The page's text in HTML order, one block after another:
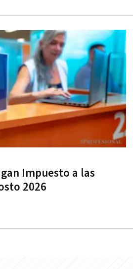
Impuesto a las
2026